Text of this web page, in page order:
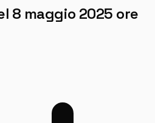
8 maggio 2025 ore